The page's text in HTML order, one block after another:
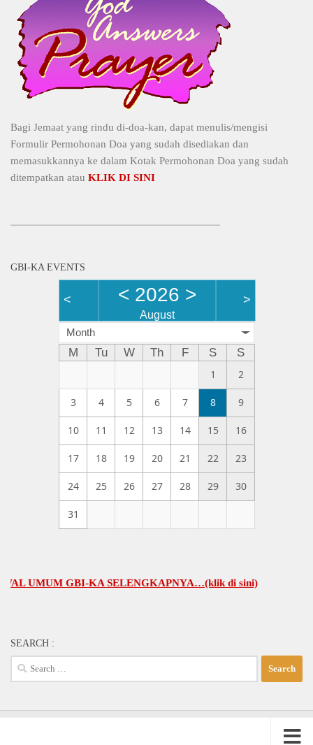
Bagi Jemaat yang rindu di-doa-kan, dapat menulis/mengisi
Formulir Permohonan Doa yang sudah disediakan dan
memasukkannya ke dalam Kotak Permohonan Doa yang sudah
ditempatkan atau KLIK DI SINI
GBI-KA EVENTS
< < 2026 >
August
>
Month
M Tu W Th F S
S
1
2
3 4 5 6 7 8 9
10 11 12 13 14 15 16
17 18 19 20 21 22 23
24 25 26 27 28 29 30
31
GBI-KA SELENGKAPNYA…(klik di sini)
SEARCH :
Search
for: